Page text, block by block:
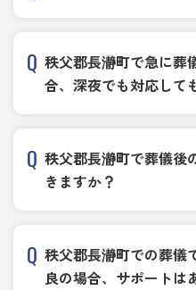
秩父郡長瀞町で急に葬
合、深夜でも対応して
秩父郡長瀞町で葬儀後
きますか？
秩父郡長瀞町での葬儀
良の場合、サポートは